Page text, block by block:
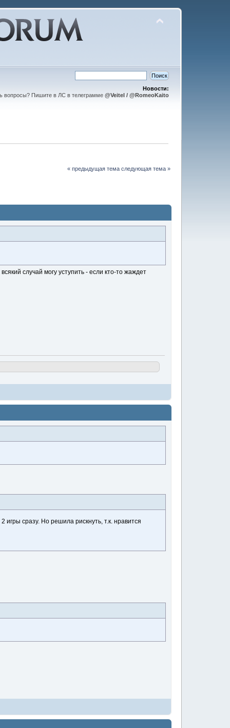
Новости:
вопросы? Пишите в ЛС в телеграмме @Veitel / @RomeoKaito
« предыдущая тема следующая тема »
случай могу уступить - если кто-то жаждет
сразу. Но решила рискнуть, т.к. нравится